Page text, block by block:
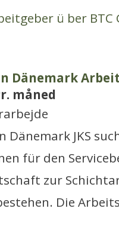
ü ber BTC
Dänemark
måned
Dänemark JKS
für den
zur
Die